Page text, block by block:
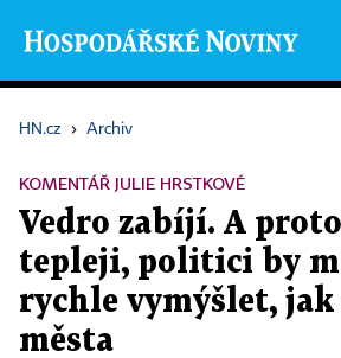
HN.cz › Archiv
KOMENTÁŘ JULIE HRSTKOVÉ
Vedro zabíjí. A
tepleji, politici by
rychle vymýšlet,
města